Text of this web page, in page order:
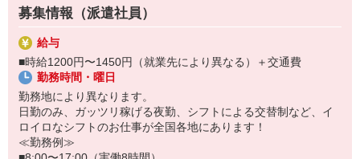
＜あんしん資格取得制度＞
就業中の方にはフォークリフト・クレーン・玉掛け・溶接の資格
取得を全力サポート！講習料・受験料を全額当社負担します。
募集情報（派遣社員）
給与
■時給1200円〜1450円（就業先により異なる）＋交通費
勤務時間・曜日
勤務地により異なります。
日勤のみ、ガッツリ稼げる夜勤、シフトによる交替制など、イ
ロイロなシフトのお仕事が全国各地にあります！
≪勤務例≫